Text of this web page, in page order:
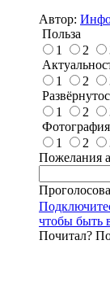
Автор:
Польза
1
2
1
2
1
2
Фотография
1
2
Пожелания
чтобы быть
Почитал?